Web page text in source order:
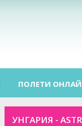
ПОЛЕТИ
УНГАРИЯ -